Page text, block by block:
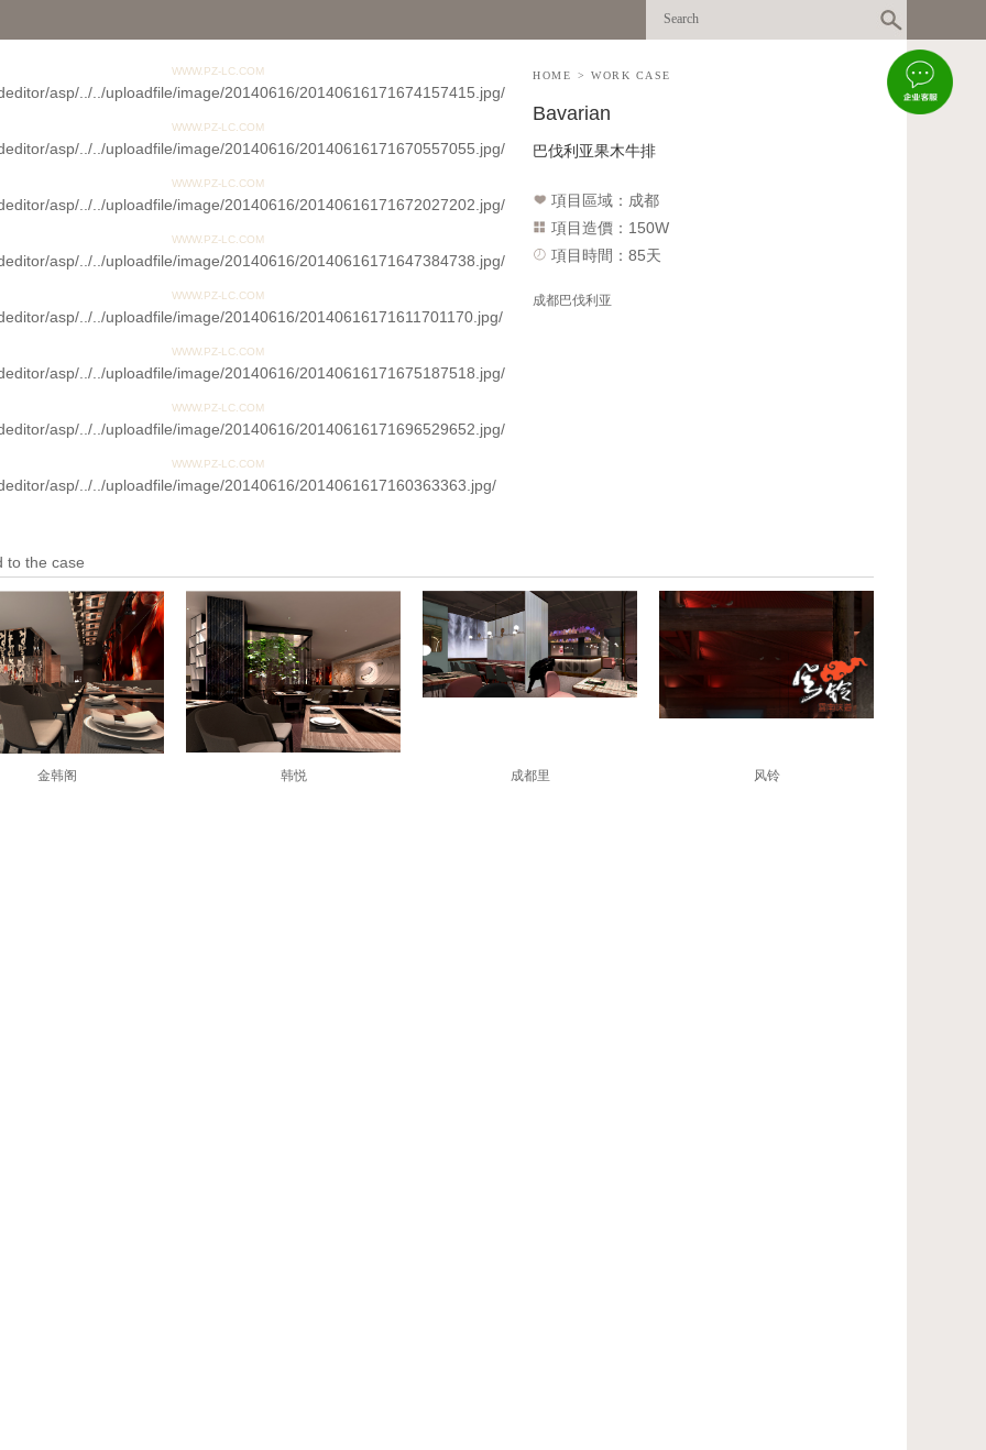
WWW.PZ-LC.COM
WWW.PZ-LC.COM
WWW.PZ-LC.COM
WWW.PZ-LC.COM
WWW.PZ-LC.COM
WWW.PZ-LC.COM
WWW.PZ-LC.COM
WWW.PZ-LC.COM
HOME > WORK CASE
Bavarian
巴伐利亚果木牛排
項目區域：成都
項目造價：150W
項目時間：85天
成都巴伐利亚
to the case
金韩阁 韩悦 成都里 风铃